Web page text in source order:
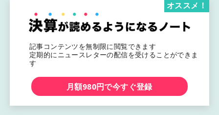
記事コンテンツを無制限に閲覧できます
定期的にニュースレターの配信を受けることができま
す
オススメ！
月額980円で今すぐ登録